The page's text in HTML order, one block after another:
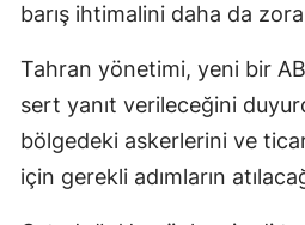
barış ihtimalini daha da
Tahran yönetimi, yeni bir
sert yanıt verileceğini
bölgedeki askerlerini ve
için gerekli adımların